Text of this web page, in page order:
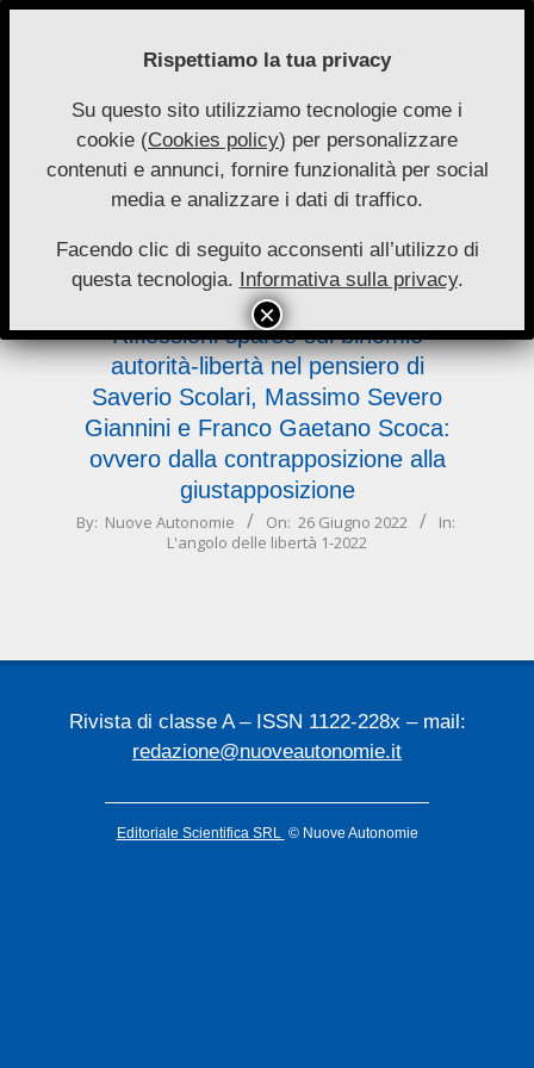
Skip
Nuove
Autonomie
Primary
Navigation
Menu
Riflessioni sparse sul binomio
autorità-libertà nel pensiero di
Saverio Scolari, Massimo Severo
Giannini e Franco Gaetano Scoca:
ovvero dalla contrapposizione alla
giustapposizione
2022-
By: Nuove Autonomie On: 26 Giugno 2022
In:
L'angolo delle libertà 1-2022
Rivista di classe A – ISSN 1122-228x – mail:
redazione@nuoveautonomie.it
Editoriale Scientifica SRL © Nuove Autonomie
Rispettiamo la tua privacy
Su questo sito utilizziamo tecnologie come i
cookie (Cookies policy) per personalizzare
contenuti e annunci, fornire funzionalità per social
media e analizzare i dati di traffico.
Facendo clic di seguito acconsenti all’utilizzo di
questa tecnologia. Informativa sulla privacy.